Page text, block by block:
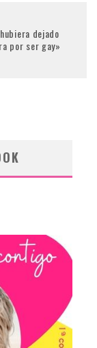
dejado
por ser gay»